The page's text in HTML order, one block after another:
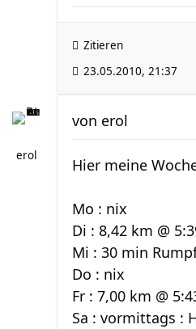
Zitieren
23.05.2010, 21:37
erol
von erol
Hier meine
Mo : nix
Di : 8,42 km @
Mi : 30 min
Do : nix
Fr : 7,00 km @
Sa : vormittags :